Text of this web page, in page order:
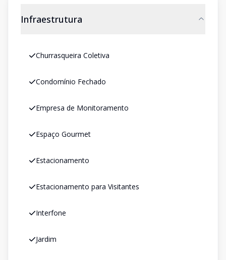
Infraestrutura
Churrasqueira Coletiva
Condomínio Fechado
Empresa de Monitoramento
Espaço Gourmet
Estacionamento
Estacionamento para Visitantes
Interfone
Jardim